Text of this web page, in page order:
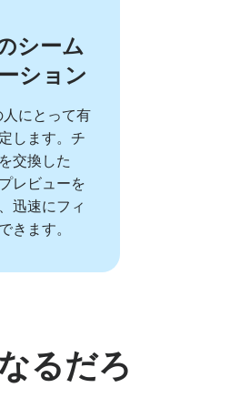
シーム
ション
にとって有
します。チ
交換した
レビューを
迅速にフィ
きます。
るだろ